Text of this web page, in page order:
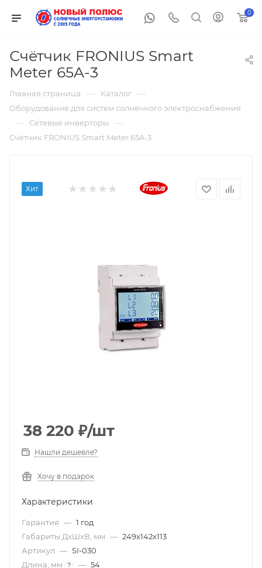
0
Счётчик FRONIUS Smart
Meter 65A-3
Главная страница — Каталог —
Оборудование для систем солнечного электроснабжения
— Сетевые инверторы —
Счётчик FRONIUS Smart Meter 65A-3
Хит
38 220 ₽/шт
Нашли дешевле?
Хочу в подарок
Характеристики
Гарантия — 1 год
Габариты ДxШxВ, мм — 249х142х113
Артикул — SI-030
Длина, мм
? — 54